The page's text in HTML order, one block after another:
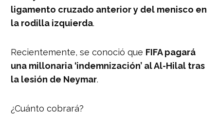
ligamento cruzado anterior y del menisco en
la rodilla izquierda.
Recientemente, se conoció que FIFA pagará
una millonaria ‘indemnización’ al Al-Hilal tras
la lesión de Neymar.
¿Cuánto cobrará?